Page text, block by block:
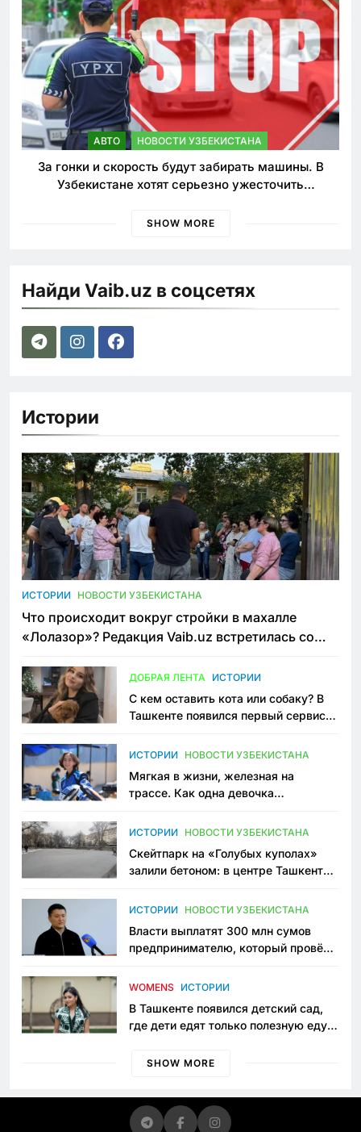
АВТО НОВОСТИ УЗБЕКИСТАНА
За гонки и скорость будут забирать машины. В
Узбекистане хотят серьезно ужесточить
SHOW MORE
Найди Vaib.uz в соцсетях
Истории
ИСТОРИИ НОВОСТИ УЗБЕКИСТАНА
Что происходит вокруг стройки в махалле
«Лолазор»? Редакция Vaib.uz встретилась со
ДОБРАЯ ЛЕНТА ИСТОРИИ
С кем оставить кота или собаку? В
Ташкенте появился первый сервис
ИСТОРИИ НОВОСТИ УЗБЕКИСТАНА
Мягкая в жизни, железная на
трассе. Как одна девочка
Узбекистане
ИСТОРИИ НОВОСТИ УЗБЕКИСТАНА
Скейтпарк на «Голубых куполах»
залили бетоном: в центре Ташкента
пространство
ИСТОРИИ НОВОСТИ УЗБЕКИСТАНА
Власти выплатят 300 млн сумов
предпринимателю, который провёл
приговору
WOMENS ИСТОРИИ
В Ташкенте появился детский сад,
где дети едят только полезную еду.
просить «кашу без сахара»
SHOW MORE